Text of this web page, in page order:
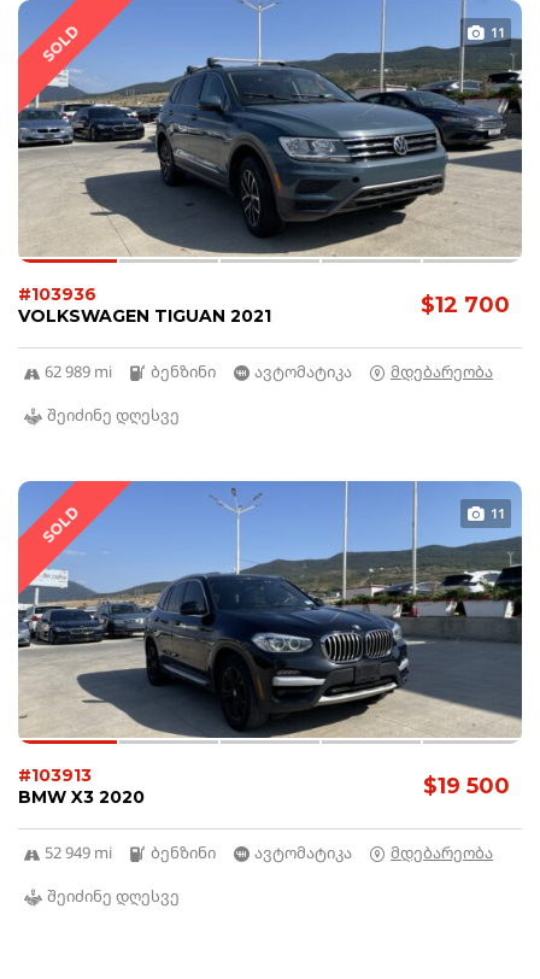
SOLD 11
$12 700
#103936
VOLKSWAGEN TIGUAN 2021
62 989 mi ბენზინი ავტომატიკა
მდებარეობა
შეიძინე დღესვე
SOLD 11
$19 500
#103913
BMW X3 2020
52 949 mi ბენზინი ავტომატიკა
მდებარეობა
შეიძინე დღესვე